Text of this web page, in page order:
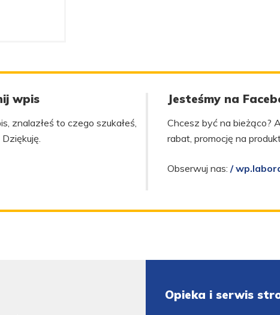
wpis
znalazłeś to czego szukałeś,
Jesteśmy na
Chcesz być na bieżąco?
rabat, promocję na
Obserwuj nas: /
Opieka i serwis